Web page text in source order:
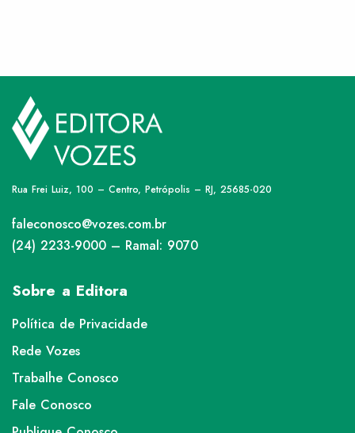
Rua Frei Luiz, 100 – Centro, Petrópolis – RJ, 25685-020
faleconosco@vozes.com.br
(24) 2233-9000 – Ramal: 9070
Sobre a Editora
Política de Privacidade
Rede Vozes
Trabalhe Conosco
Fale Conosco